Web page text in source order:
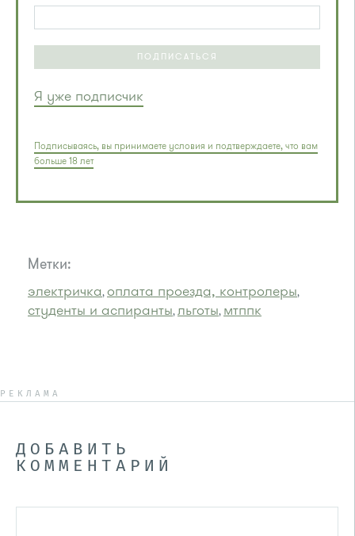
ПОДПИСАТЬСЯ
Я уже подписчик
Подписываясь, вы принимаете условия и подтверждаете, что вам
больше 18 лет
Метки:
электричка,оплата проезда, контролеры,
студенты и аспиранты,льготы, мтппк
РЕКЛАМА
ДОБАВИТЬ
КОММЕНТАРИЙ